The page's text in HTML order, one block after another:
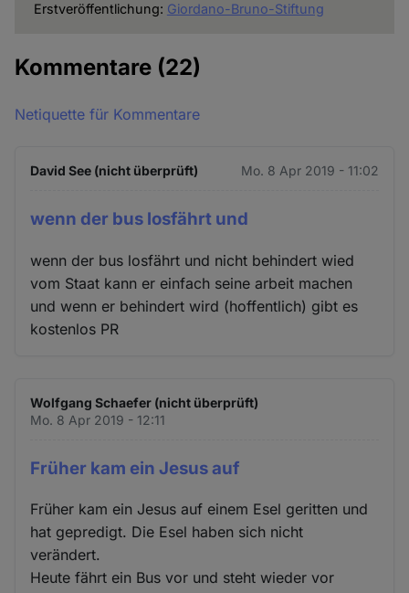
Erstveröffentlichung: Giordano-Bruno-Stiftung
Kommentare (22)
Netiquette für Kommentare
David See (nicht überprüft) Mo. 8 Apr 2019 - 11:02
wenn der bus losfährt und
wenn der bus losfährt und nicht behindert wied
vom Staat kann er einfach seine arbeit machen
und wenn er behindert wird (hoffentlich) gibt es
kostenlos PR
Wolfgang Schaefer (nicht überprüft)
Mo. 8 Apr 2019 - 12:11
Früher kam ein Jesus auf
Früher kam ein Jesus auf einem Esel geritten und
hat gepredigt. Die Esel haben sich nicht
verändert.
Heute fährt ein Bus vor und steht wieder vor